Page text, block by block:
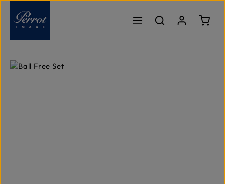
Zum Hauptinhalt springen
Bildergalerie überspringen